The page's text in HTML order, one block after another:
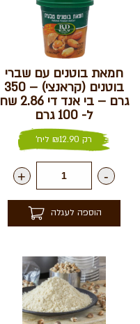
חמאת בוטנים עם שברי
בוטנים (קראנצי) – 350
גרם – בי אנד די 2.86 שח
ל- 100 גרם
רק ₪12.90 ליח'
-
+
הוספה לעגלה